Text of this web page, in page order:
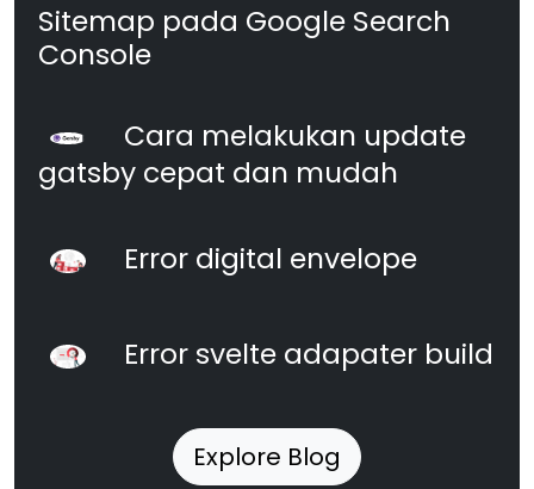
Sitemap pada Google Search
Console
Cara melakukan update
gatsby cepat dan mudah
Error digital envelope
Error svelte adapater build
Explore Blog